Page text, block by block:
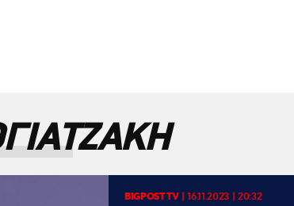
BIGPOST TV|16.11.2023 | 20:32